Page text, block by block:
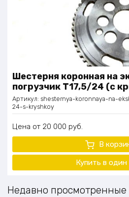
Шестерня коронная на
погрузчик Т17,5/24 (с
Артикул: shesternya-koronnaya-na-
24-s-kryshkoy
Цена 20 000 руб.
В
Купить в один
Недавно просмотренные